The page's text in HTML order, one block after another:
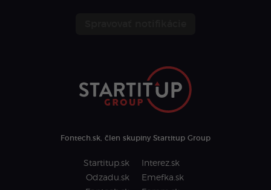
Fontech.sk, člen skupiny Startitup Group
Startitup.sk
Odzadu.sk
Interez.sk
Emefka.sk